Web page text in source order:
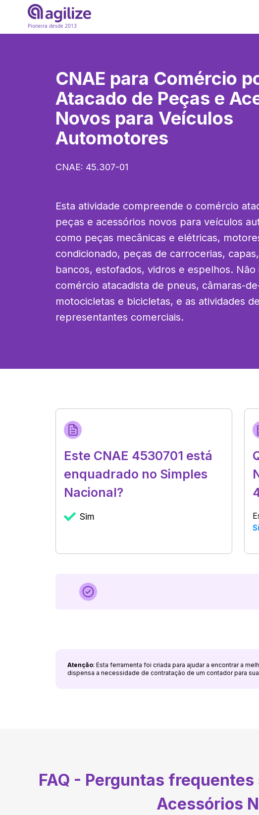
Pioneira desde 2013
CNAE para Comércio
Atacado de Peças e
Novos para Veículos
Automotores
CNAE: 45.307-01
Esta atividade compreende o comércio
peças e acessórios novos para veículos
como peças mecânicas e elétricas,
condicionado, peças de carrocerias,
bancos, estofados, vidros e espelhos. Não
comércio atacadista de pneus, câmaras-
motocicletas e bicicletas, e as atividades de
representantes comerciais.
Este CNAE 4530701 está
enquadrado no Simples
Nacional?
Sim
Atenção: Esta ferramenta foi criada para ajudar a encontrar a
dispensa a necessidade de contratação de um contador para
FAQ - Perguntas frequentes
Acessórios